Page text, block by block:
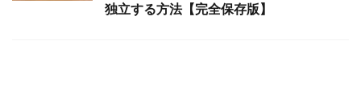
独立する方法【完全保存版】